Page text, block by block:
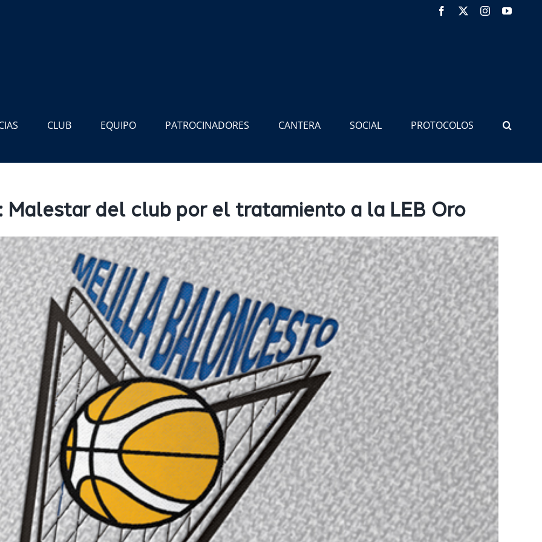
Facebook Instagram
CLUB EQUIPO PATROCINADORES CANTERA SOCIAL PROTOCOLOS
Malestar del club por el tratamiento a la LEB Oro